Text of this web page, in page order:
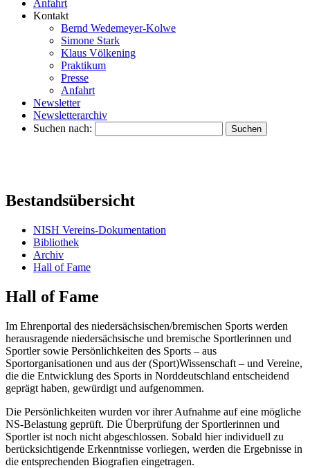
Anfahrt
Kontakt
Bernd Wedemeyer-Kolwe
Simone Stark
Klaus Völkening
Praktikum
Presse
Anfahrt
Newsletter
Newsletterarchiv
Suchen nach:
Bestandsübersicht
NISH Vereins-Dokumentation
Bibliothek
Archiv
Hall of Fame
Hall of Fame
Im Ehrenportal des niedersächsischen/bremischen Sports werden
herausragende niedersächsische und bremische Sportlerinnen und
Sportler sowie Persönlichkeiten des Sports – aus
Sportorganisationen und aus der (Sport)Wissenschaft – und Vereine,
die die Entwicklung des Sports in Norddeutschland entscheidend
geprägt haben, gewürdigt und aufgenommen.
Die Persönlichkeiten wurden vor ihrer Aufnahme auf eine mögliche
NS-Belastung geprüft. Die Überprüfung der Sportlerinnen und
Sportler ist noch nicht abgeschlossen. Sobald hier individuell zu
berücksichtigende Erkenntnisse vorliegen, werden die Ergebnisse in
die entsprechenden Biografien eingetragen.